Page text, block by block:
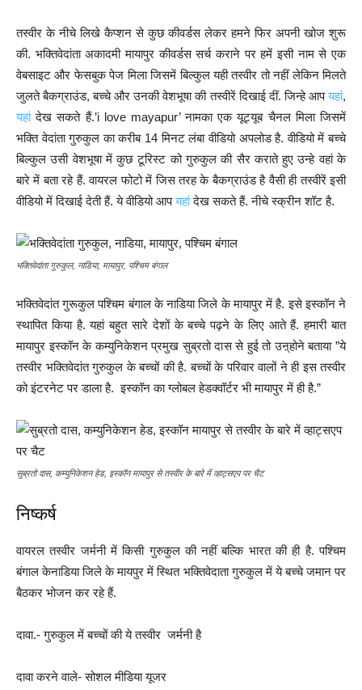
तस्वीर के नीचे लिखे कैप्शन से कुछ कीवर्डस लेकर हमने फिर अपनी खोज शुरू
की. भक्तिवेदांता अकादमी मायापुर कीवर्डस सर्च कराने पर हमें इसी नाम से एक
वेबसाइट और फेसबुक पेज मिला जिसमें बिल्कुल यही तस्वीर तो नहीं लेकिन मिलते
जुलते बैकग्राउंड, बच्चे और उनकी वेशभूषा की तस्वीरें दिखाई दीं. जिन्हे आपयहां,
यहांदेख सकते हैं.’i love mayapur’ नामका एक यूट्यूब चैनल मिला जिसमें
भक्ति वेदांता गुरुकुल का करीब 14 मिनट लंबा वीडियो अपलोड है. वीडियो में बच्चे
बिल्कुल उसी वेशभूषा में कुछ टूरिस्ट को गुरुकुल की सैर कराते हुए उन्हे वहां के
बारे में बता रहे हैं. वायरल फोटो में जिस तरह के बैकग्राउंड है वैसी ही तस्वीरें इसी
वीडियो में दिखाई देती हैं. ये वीडियो आपयहांदेख सकते हैं. नीचे स्क्रीन शॉट है.
भक्तिवेदांता गुरुकुल, नाडिया, मायापुर, पश्चिम बंगाल
भक्तिवेदांत गुरूकुल पश्चिम बंगाल के नाडिया जिले के मायापुर में है. इसे इस्कॉन ने
स्थापित किया है. यहां बहुत सारे देशों के बच्चे पढ़ने के लिए आते हैं. हमारी बात
मायापुर इस्कॉन के कम्युनिकेशन प्रमुख सुब्रतो दास से हुई तो उऩ्होने बताया ”ये
तस्वीर भक्तिवेदांत गुरुकुल के बच्चों की है. बच्चों के परिवार वालों ने ही इस तस्वीर
को इंटरनेट पर डाला है. इस्कॉन का ग्लोबल हेडक्वॉर्टर भी मायापुर में ही है.”
सुब्रतो दास, कम्युनिकेशन हेड, इस्कॉन मायापुर से तस्वीर के बारे में व्हाट्सएप पर चैट
निष्कर्ष
वायरल तस्वीर जर्मनी में किसी गुरुकुल की नहीं बल्कि भारत की ही है. पश्चिम
बंगाल केनाडिया जिले के मायपुर में स्थित भक्तिवेदाता गुरुकुल में ये बच्चे जमान पर
बैठकर भोजन कर रहे हैं.
दावा.- गुरुकुल में बच्चों की ये तस्वीर जर्मनी है
दावा करने वाले- सोशल मीडिया यूजर